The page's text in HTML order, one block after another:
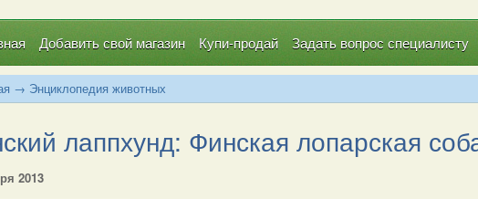
Добавить свой магазин Купи-продай Задать вопрос специалисту
→ Энциклопедия животных
лаппхунд: Финская лопарская
2013